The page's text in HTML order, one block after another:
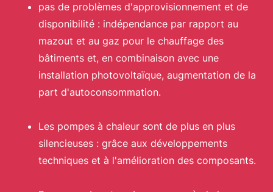
pas de problèmes d'approvisionnement et de
disponibilité : indépendance par rapport au
mazout et au gaz pour le chauffage des
bâtiments et, en combinaison avec une
installation photovoltaïque, augmentation de la
part d'autoconsommation.
Les pompes à chaleur sont de plus en plus
silencieuses : grâce aux développements
techniques et à l'amélioration des composants.